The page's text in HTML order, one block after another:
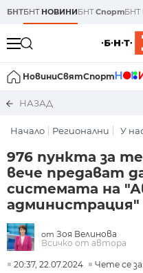
БНТБНТ НОВИНИБНТСпортБНТ
НовиниСвятСпорт
НАЗАД
Начало Регионални У
976 пункта за
вече предават
системата на
администрация"
от Зоя Велинова
Всичко от автора
20:37, 22.07.2024 Чете се